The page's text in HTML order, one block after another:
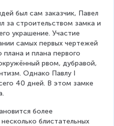
был сам заказчик, Павел
за строительством замка и
украшение. Участие
самых первых чертежей
и плана первого
рвом, дубравой,
Однако Павлу I
40 дней. В этом замке
более
блистательных